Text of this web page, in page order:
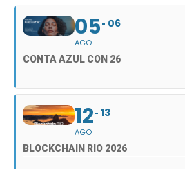
05
AGO
06
CONTA AZUL CON 26
12
AGO
13
BLOCKCHAIN RIO 2026